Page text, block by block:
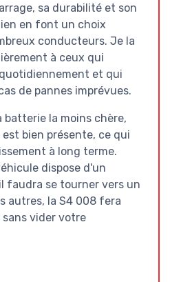
sa durabilité et son
en font un choix
conducteurs. Je la
à ceux qui
et qui
de pannes imprévues.
la moins chère,
bien présente, ce qui
à long terme.
dispose d'un
faudra se tourner vers un
autres, la S4 008 fera
vider votre